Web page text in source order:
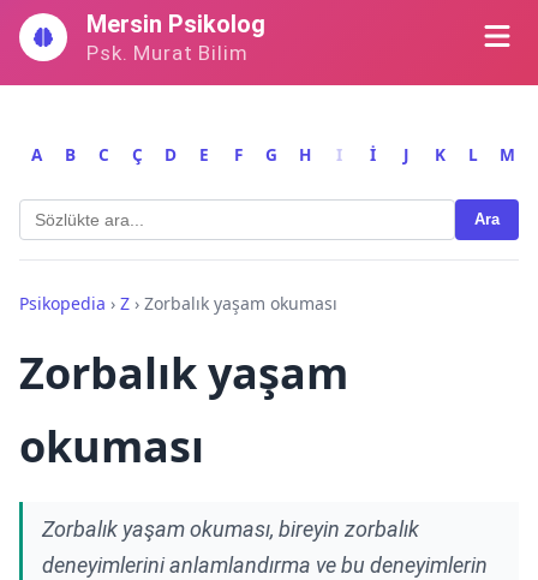
İçeriğe
geç
Mersin Psikolog
Psk. Murat Bilim
A B C Ç D E F G H I İ J K L M
Ara
Psikopedia › Z › Zorbalık yaşam okuması
Zorbalık yaşam
okuması
Zorbalık yaşam okuması, bireyin zorbalık
deneyimlerini anlamlandırma ve bu deneyimlerin